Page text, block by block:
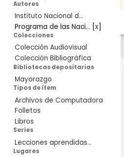
Autores
Instituto Nacional d...
Programa de las Naci... [x]
Colecciones
Colección Audiovisual
Colección Bibliográfica
Bibliotecas depositarias
Mayorazgo
Tipos de ítem
Archivos de Computadora
Folletos
Libros
Series
Lecciones aprendidas...
Lugares